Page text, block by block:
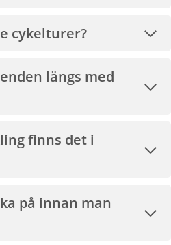
cykelturer?
längs med
finns det i
på innan man